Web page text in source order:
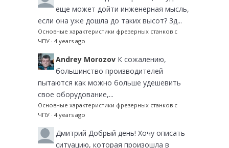
еще может дойти инженерная мысль,
если она уже дошла до таких высот? 3д...
Основные характеристики фрезерных станков с
ЧПУ · 4 years ago
Andrey Morozov К сожалению,
большинство производителей
пытаются как можно больше удешевить
свое оборудование,...
Основные характеристики фрезерных станков с
ЧПУ · 4 years ago
Дмитрий Добрый день! Хочу описать
ситуацию, которая произошла в